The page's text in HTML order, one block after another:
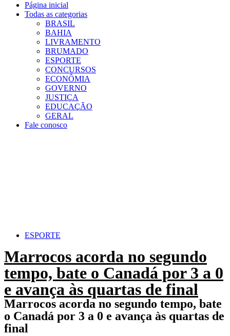
Página inicial
Todas as categorias
BRASIL
BAHIA
LIVRAMENTO
BRUMADO
ESPORTE
CONCURSOS
ECONÔMIA
GOVERNO
JUSTIÇA
EDUCAÇÃO
GERAL
Fale conosco
ESPORTE
Marrocos acorda no segundo
tempo, bate o Canadá por 3 a 0
e avança às quartas de final
Marrocos acorda no segundo tempo, bate
o Canadá por 3 a 0 e avança às quartas de
final